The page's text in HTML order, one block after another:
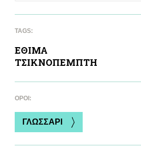
TAGS:
ΕΘΙΜΑ
ΤΣΙΚΝΟΠΕΜΠΤΗ
ΌΡΟΙ:
ΓΛΩΣΣΑΡΙ